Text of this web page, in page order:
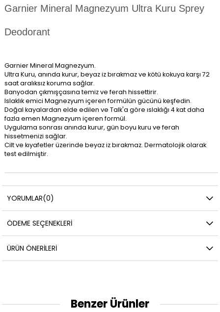
Garnier Mineral Magnezyum Ultra Kuru Sprey
Deodorant
Garnier Mineral Magnezyum.
Ultra Kuru, anında kurur, beyaz iz bırakmaz ve kötü kokuya karşı 72
saat aralıksız koruma sağlar.
Banyodan çıkmışçasına temiz ve ferah hissettirir.
Islaklık emici Magnezyum içeren formülün gücünü keşfedin.
Doğal kayalardan elde edilen ve Talk'a göre ıslaklığı 4 kat daha
fazla emen Magnezyum içeren formül.
Uygulama sonrası anında kurur, gün boyu kuru ve ferah
hissetmenizi sağlar.
Cilt ve kıyafetler üzerinde beyaz iz bırakmaz. Dermatolojik olarak
test edilmiştir.
YORUMLAR(0)
ÖDEME SEÇENEKLERI
ÜRÜN ÖNERILERI
Benzer Ürünler